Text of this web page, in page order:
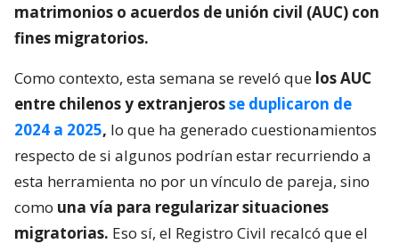
matrimonios o acuerdos de unión civil (AUC) con
fines migratorios.
Como contexto, esta semana se reveló que los AUC
entre chilenos y extranjerosse duplicaron de
2024 a 2025, lo que ha generado cuestionamientos
respecto de si algunos podrían estar recurriendo a
esta herramienta no por un vínculo de pareja, sino
como una vía para regularizar situaciones
migratorias. Eso sí, el Registro Civil recalcó que el